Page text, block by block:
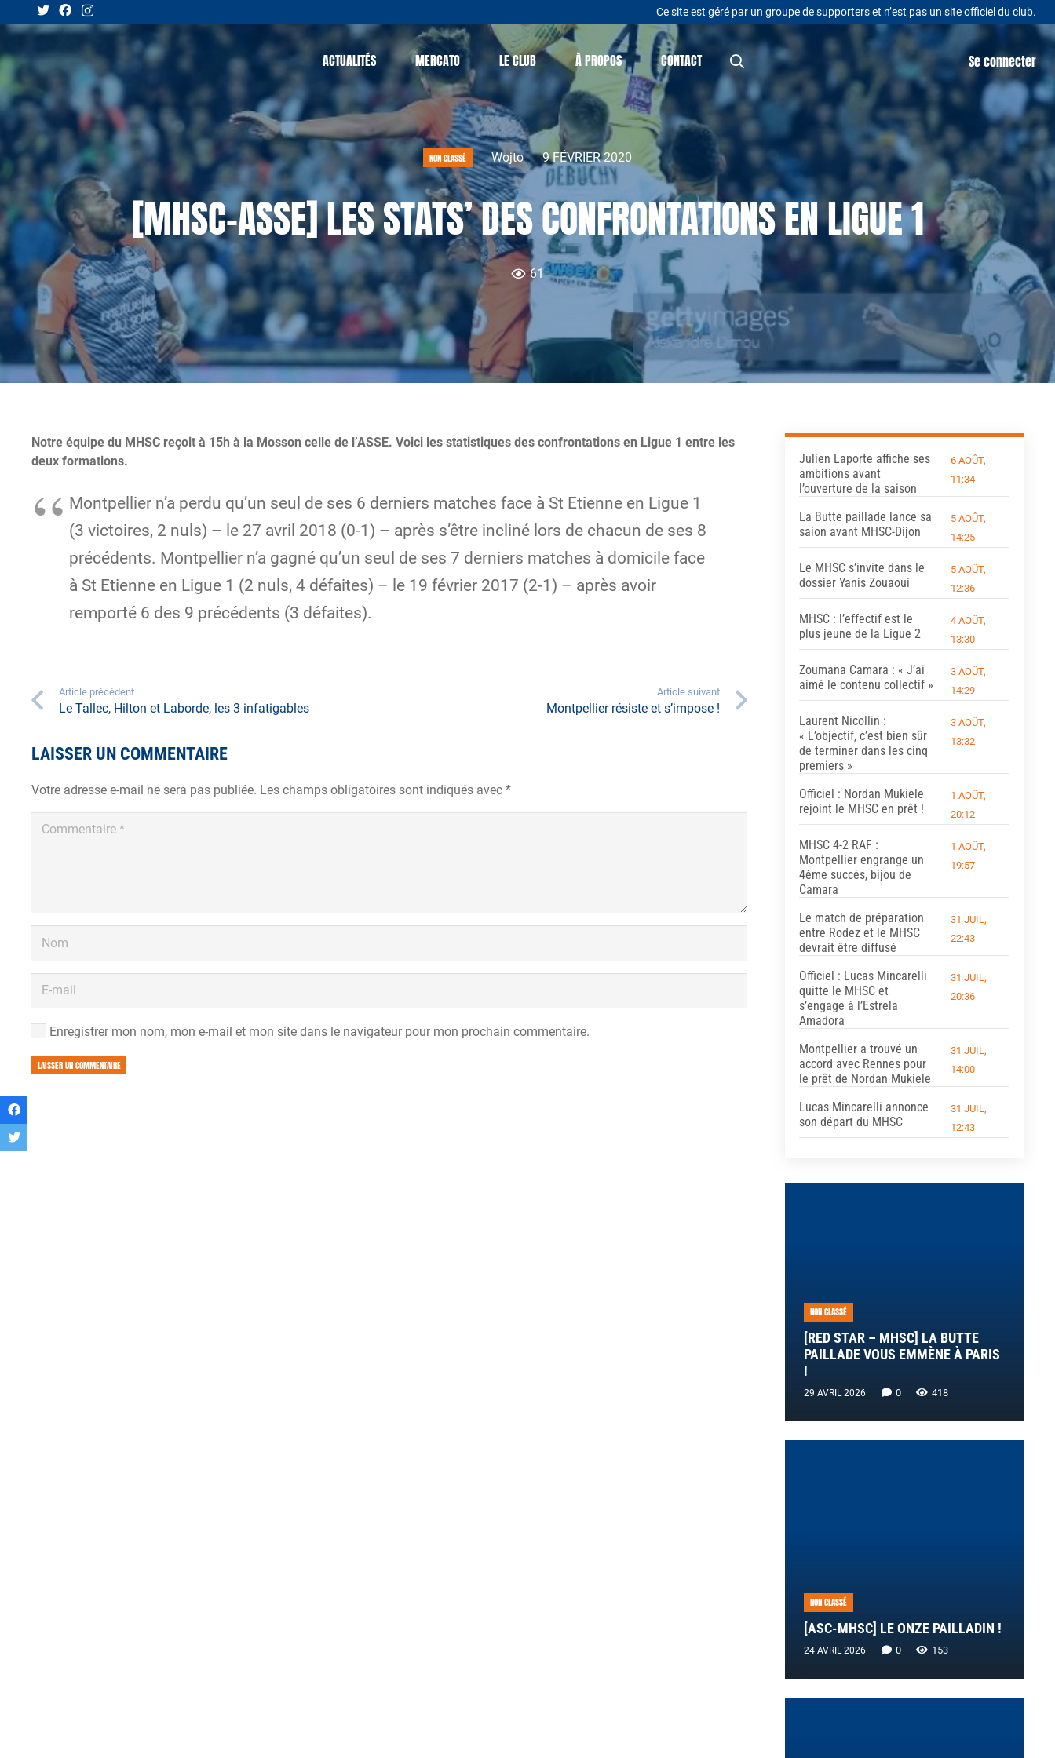
Ce site est géré par un groupe de supporters et n’est pas un site officiel du club.
ACTUALITÉS MERCATO LE CLUB À PROPOS CONTACT Se connecter
NON CLASSÉ Wojto 9 FÉVRIER 2020
[MHSC-ASSE] LES STATS’ DES CONFRONTATIONS EN LIGUE 1
61
Notre équipe du MHSC reçoit à 15h à la Mosson celle de l’ASSE. Voici les statistiques des confrontations en Ligue 1 entre les
deux formations.
Montpellier n’a perdu qu’un seul de ses 6 derniers matches face à St Etienne en Ligue 1
(3 victoires, 2 nuls) – le 27 avril 2018 (0-1) – après s’être incliné lors de chacun de ses 8
précédents. Montpellier n’a gagné qu’un seul de ses 7 derniers matches à domicile face
à St Etienne en Ligue 1 (2 nuls, 4 défaites) – le 19 février 2017 (2-1) – après avoir
remporté 6 des 9 précédents (3 défaites).
Article précédent
Le Tallec, Hilton et Laborde, les 3 infatigables
Article suivant
Montpellier résiste et s’impose !
LAISSER UN COMMENTAIRE
Votre adresse e-mail ne sera pas publiée. Les champs obligatoires sont indiqués avec *
Enregistrer mon nom, mon e-mail et mon site dans le navigateur pour mon prochain commentaire.
LAISSER UN COMMENTAIRE
Julien Laporte affiche ses
ambitions avant
l’ouverture de la saison
6 AOÛT,
11:34
La Butte paillade lance sa
saion avant MHSC-Dijon
5 AOÛT,
14:25
Le MHSC s’invite dans le
dossier Yanis Zouaoui
5 AOÛT,
12:36
MHSC : l’effectif est le
plus jeune de la Ligue 2
4 AOÛT,
13:30
Zoumana Camara : « J’ai
aimé le contenu collectif »
3 AOÛT,
14:29
Laurent Nicollin :
« L’objectif, c’est bien sûr
de terminer dans les cinq
premiers »
3 AOÛT,
13:32
Officiel : Nordan Mukiele
rejoint le MHSC en prêt !
1 AOÛT,
20:12
MHSC 4-2 RAF :
Montpellier engrange un
4ème succès, bijou de
Camara
1 AOÛT,
19:57
Le match de préparation
entre Rodez et le MHSC
devrait être diffusé
31 JUIL,
22:43
Officiel : Lucas Mincarelli
quitte le MHSC et
s’engage à l’Estrela
Amadora
31 JUIL,
20:36
Montpellier a trouvé un
accord avec Rennes pour
le prêt de Nordan Mukiele
31 JUIL,
14:00
Lucas Mincarelli annonce
son départ du MHSC
31 JUIL,
12:43
NON CLASSÉ
[RED STAR – MHSC] LA BUTTE
PAILLADE VOUS EMMÈNE À PARIS
!
29 AVRIL 2026 0 418
NON CLASSÉ
[ASC-MHSC] LE ONZE PAILLADIN !
24 AVRIL 2026 0 153